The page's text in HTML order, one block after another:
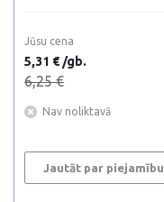
Jūsu cena
5,31 € /gb.
6,25 €
Nav noliktavā
Jautāt par piejamību